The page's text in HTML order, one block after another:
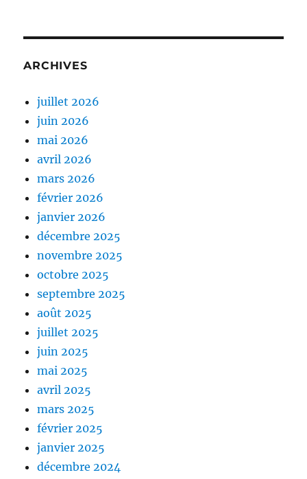
ARCHIVES
juillet 2026
juin 2026
mai 2026
avril 2026
mars 2026
février 2026
janvier 2026
décembre 2025
novembre 2025
octobre 2025
septembre 2025
août 2025
juillet 2025
juin 2025
mai 2025
avril 2025
mars 2025
février 2025
janvier 2025
décembre 2024